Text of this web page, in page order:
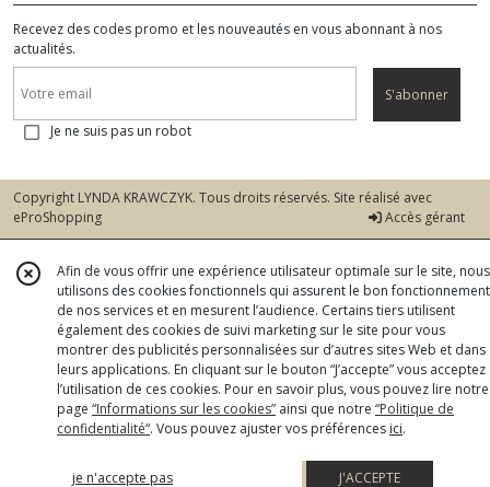
Recevez des codes promo et les nouveautés en vous abonnant à nos
actualités.
S'abonner
Je ne suis pas un robot
Copyright LYNDA KRAWCZYK. Tous droits réservés. Site réalisé avec
eProShopping
Accès gérant
Afin de vous offrir une expérience utilisateur optimale sur le site, nous
utilisons des cookies fonctionnels qui assurent le bon fonctionnement
de nos services et en mesurent l’audience. Certains tiers utilisent
également des cookies de suivi marketing sur le site pour vous
montrer des publicités personnalisées sur d’autres sites Web et dans
leurs applications. En cliquant sur le bouton “J’accepte” vous acceptez
l’utilisation de ces cookies. Pour en savoir plus, vous pouvez lire notre
page “Informations sur les cookies” ainsi que notre “Politique de
confidentialité“. Vous pouvez ajuster vos préférences ici.
je n'accepte pas J'ACCEPTE